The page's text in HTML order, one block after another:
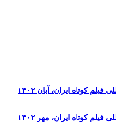
کوتاه ایران، آبان ۱۴۰۲
کوتاه ایران، مهر ۱۴۰۲